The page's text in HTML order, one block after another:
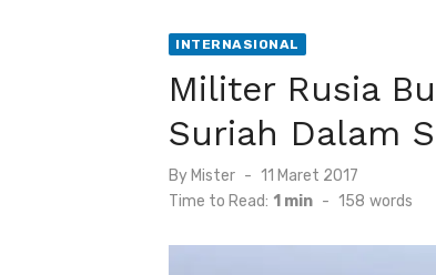
INTERNASIONAL
Militer Rusia
Suriah Dalam
By Mister
Posted
on
11 Maret 2017
Time to Read: 1 min - 158 words